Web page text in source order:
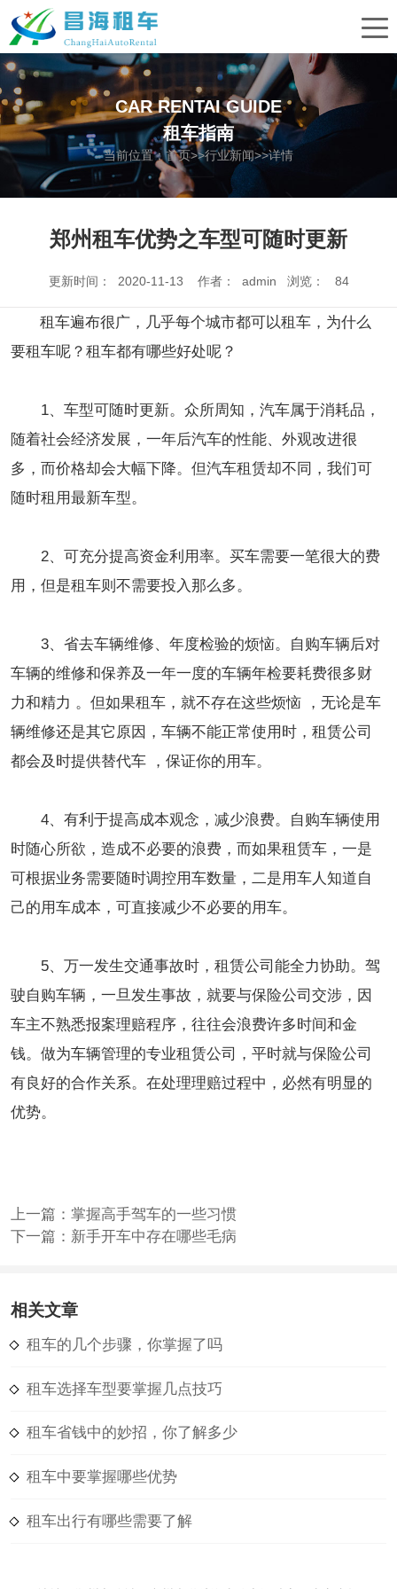
CAR RENTAI GUIDE
租车指南
当前位置：首页>>行业新闻>>详情
郑州租车优势之车型可随时更新
更新时间： 2020-11-13 作者： admin 浏览： 84
租车遍布很广，几乎每个城市都可以租车，为什么
要租车呢？租车都有哪些好处呢？
1、车型可随时更新。众所周知，汽车属于消耗品，
随着社会经济发展，一年后汽车的性能、外观改进很
多，而价格却会大幅下降。但汽车租赁却不同，我们可
随时租用最新车型。
2、可充分提高资金利用率。买车需要一笔很大的费
用，但是租车则不需要投入那么多。
3、省去车辆维修、年度检验的烦恼。自购车辆后对
车辆的维修和保养及一年一度的车辆年检要耗费很多财
力和精力 。但如果租车，就不存在这些烦恼 ，无论是车
辆维修还是其它原因，车辆不能正常使用时，租赁公司
都会及时提供替代车 ，保证你的用车。
4、有利于提高成本观念，减少浪费。自购车辆使用
时随心所欲，造成不必要的浪费，而如果租赁车，一是
可根据业务需要随时调控用车数量，二是用车人知道自
己的用车成本，可直接减少不必要的用车。
5、万一发生交通事故时，租赁公司能全力协助。驾
驶自购车辆，一旦发生事故，就要与保险公司交涉，因
车主不熟悉报案理赔程序，往往会浪费许多时间和金
钱。做为车辆管理的专业租赁公司，平时就与保险公司
有良好的合作关系。在处理理赔过程中，必然有明显的
优势。
上一篇： 掌握高手驾车的一些习惯
下一篇： 新手开车中存在哪些毛病
相关文章
租车的几个步骤，你掌握了吗
租车选择车型要掌握几点技巧
租车省钱中的妙招，你了解多少
租车中要掌握哪些优势
租车出行有哪些需要了解